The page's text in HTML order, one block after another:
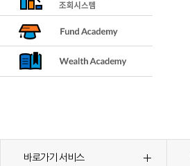
바로가기 서비스